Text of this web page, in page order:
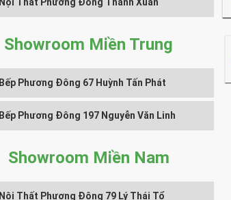
Nội Thất Phương Đông Thanh Xuân
Showroom Miền Trung
Bếp Phương Đông 67 Huỳnh Tấn Phát
Bếp Phương Đông 197 Nguyễn Văn Linh
Showroom Miền Nam
Nội Thất Phương Đông 79 Lý Thái Tổ